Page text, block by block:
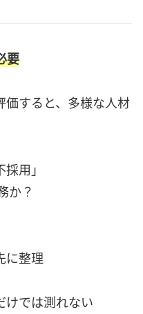
要
価すると、多様な人材
用」
か？
に整理
けでは測れない